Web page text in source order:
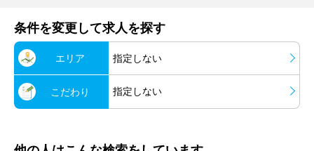
条件を変更して求人を探す
エリア 指定しない
こだわり 指定しない